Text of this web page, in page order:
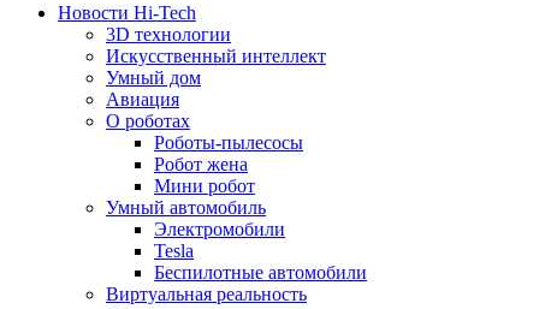
Новости Hi-Tech
3D технологии
Искусственный интеллект
Умный дом
Авиация
О роботах
Роботы-пылесосы
Робот жена
Мини робот
Умный автомобиль
Электромобили
Tesla
Беспилотные автомобили
Виртуальная реальность